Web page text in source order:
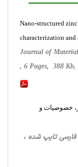
Nano-structured
characterization
Journal of
, 6 Pages, 388 Kb,
خصوصیات و
شیمی نساجی، 14 صفحه فارسی تایپ شده ،